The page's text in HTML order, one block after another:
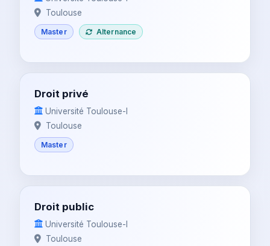
Toulouse
Master Alternance
Droit privé
Université Toulouse-I
Toulouse
Master
Droit public
Université Toulouse-I
Toulouse